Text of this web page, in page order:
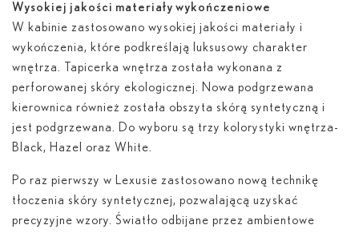
Wysokiej jakości materiały wykończeniowe
W kabinie zastosowano wysokiej jakości materiały i
wykończenia, które podkreślają luksusowy charakter
wnętrza. Tapicerka wnętrza została wykonana z
perforowanej skóry ekologicznej. Nowa podgrzewana
kierownica również została obszyta skórą syntetyczną i
jest podgrzewana. Do wyboru są trzy kolorystyki wnętrza-
Black, Hazel oraz White.
Po raz pierwszy w Lexusie zastosowano nową technikę
tłoczenia skóry syntetycznej, pozwalającą uzyskać
precyzyjne wzory. Światło odbijane przez ambientowe